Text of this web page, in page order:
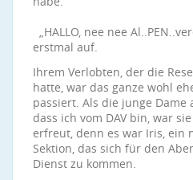
„HALLO, nee nee
erstmal auf.
Ihrem Verlobten, der die
hatte, war das ganze wohl
passiert. Als die junge Dame
dass ich vom DAV bin, war
erfreut, denn es war Iris, ein
Sektion, das sich für den
Dienst zu kommen.